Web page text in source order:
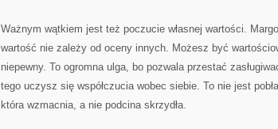
Ważnym wątkiem jest też poczucie własnej wartości.
wartość nie zależy od oceny innych. Możesz być
niepewny. To ogromna ulga, bo pozwala przestać
tego uczysz się współczucia wobec siebie. To nie jest
która wzmacnia, a nie podcina skrzydła.